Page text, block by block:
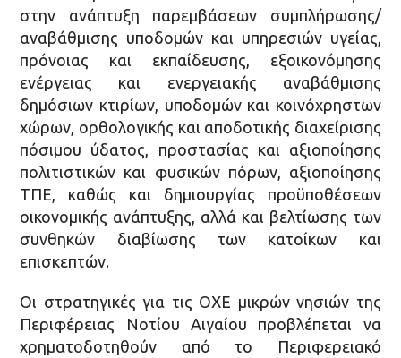
στην ανάπτυξη παρεμβάσεων συμπλήρωσης/
αναβάθμισης υποδομών και υπηρεσιών υγείας,
πρόνοιας και εκπαίδευσης, εξοικονόμησης
ενέργειας και ενεργειακής αναβάθμισης
δημόσιων κτιρίων, υποδομών και κοινόχρηστων
χώρων, ορθολογικής και αποδοτικής διαχείρισης
πόσιμου ύδατος, προστασίας και αξιοποίησης
πολιτιστικών και φυσικών πόρων, αξιοποίησης
ΤΠΕ, καθώς και δημιουργίας προϋποθέσεων
οικονομικής ανάπτυξης, αλλά και βελτίωσης των
συνθηκών διαβίωσης των κατοίκων και
επισκεπτών.
Οι στρατηγικές για τις ΟΧΕ μικρών νησιών της
Περιφέρειας Νοτίου Αιγαίου προβλέπεται να
χρηματοδοτηθούν από το Περιφερειακό